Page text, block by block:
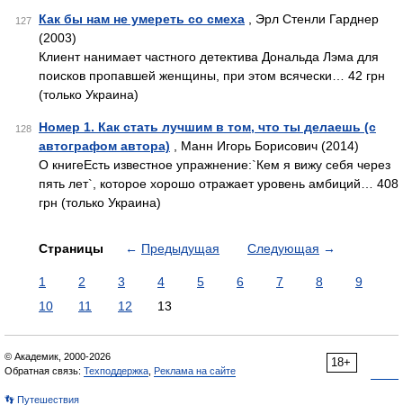
127 Как бы нам не умереть со смеха , Эрл Стенли Гарднер
(2003)
Клиент нанимает частного детектива Дональда Лэма для
поисков пропавшей женщины, при этом всячески… 42 грн
(только Украина)
128
Номер 1. Как стать лучшим в том, что ты делаешь (с
автографом автора) , Манн Игорь Борисович (2014)
О книгеЕсть известное упражнение:`Кем я вижу себя через
пять лет`, которое хорошо отражает уровень амбиций… 408
грн (только Украина)
Страницы ← Предыдущая Следующая →
1 2 3 4 5 6 7 8
9
10
11 12 13
18+
© Академик, 2000-2026
Обратная связь: Техподдержка Реклама на сайте
👣 Путешествия